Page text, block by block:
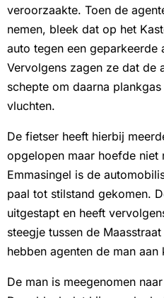
veroorzaakte. Toen de
nemen, bleek dat op het
auto tegen een geparkeerde
Vervolgens zagen ze dat de
schepte om daarna
vluchten.
De fietser heeft hierbij
opgelopen maar hoefde niet
Emmasingel is de
paal tot stilstand gekomen.
uitgestapt en heeft
steegje tussen de
hebben agenten de man aan
De man is meegenomen